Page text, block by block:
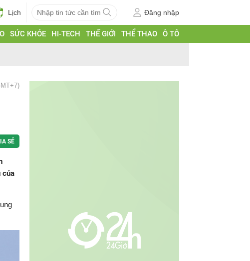
Lịch Đăng nhập
SỨC KHỎE HI-TECH THẾ GIỚI THỂ THAO Ô TÔ
SẺ
của